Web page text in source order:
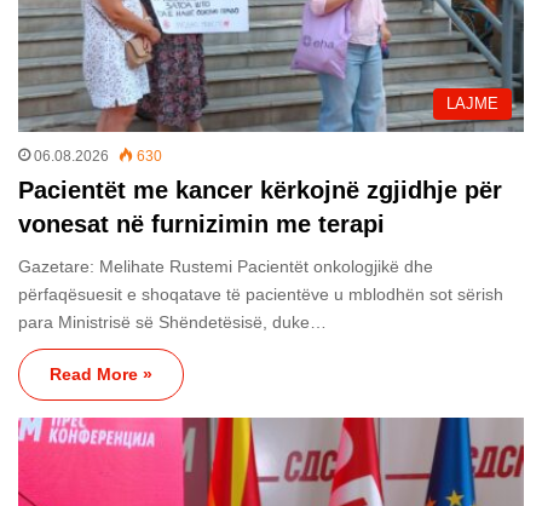
LAJME
06.08.2026 630
Pacientët me kancer kërkojnë zgjidhje për
vonesat në furnizimin me terapi
Gazetare: Melihate Rustemi Pacientët onkologjikë dhe
përfaqësuesit e shoqatave të pacientëve u mblodhën sot sërish
para Ministrisë së Shëndetësisë, duke…
Read More »